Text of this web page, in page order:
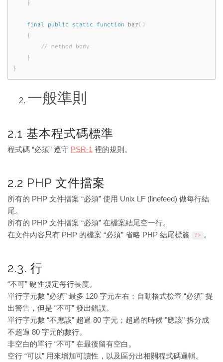
}
final public static function bar( )
{
}
}
一般準則
2.1 基本程式碼標準
程式碼 “必須” 遵守 PSR-1 裡的規則。
2.2 PHP 文件擋案
所有的 PHP 文件擋案 “必須” 使用 Unix LF (linefeed) 做每行結
尾。
所有的 PHP 文件擋案 “必須” 在檔案結尾空一行。
在文件內容只有 PHP 的檔案 “必須” 省略 PHP 結尾標簽
?> 。
2.3. 行
“不可” 硬性規定每行長度。
單行字元數 “必須” 最多 120 字元左右；自動格式檢查 “必須” 提
出警告，但是 “不可” 發出錯誤。
單行字元數 “不應該” 超過 80 字元；超過的時候 "應該" 拆分成
不超過 80 字元的數行。
非空白的單行 “不可” 在最後留有空白。
空行 “可以” 用來增加可讀性，以及區分出相關程式碼邏輯。